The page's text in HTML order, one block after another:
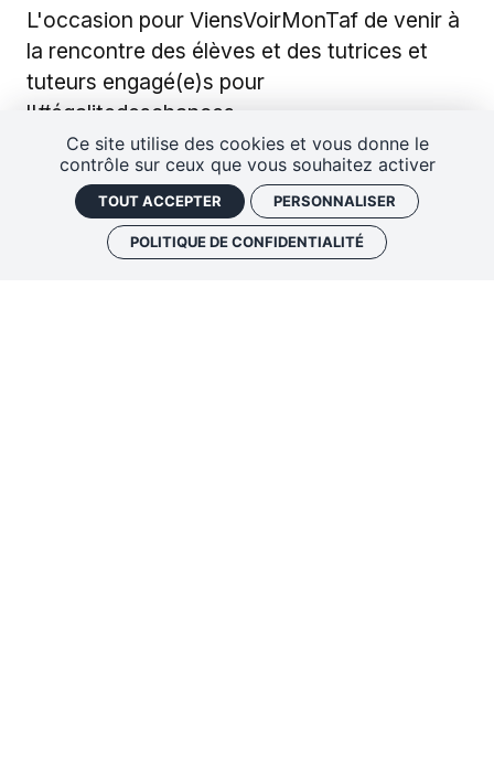
Ce site utilise des cookies et vous donne le
contrôle sur ceux que vous souhaitez activer
TOUT ACCEPTER PERSONNALISER
POLITIQUE DE CONFIDENTIALITÉ
L'occasion pour ViensVoirMonTaf de venir à
la rencontre des élèves et des tutrices et
tuteurs engagé(e)s pour
l'#égalitedeschances